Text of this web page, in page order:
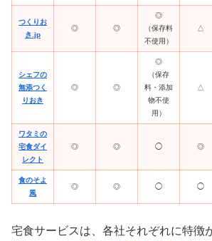
つくりお
き.jp
◎ ◎
◎
（保存料
不使用）
△
シェフの
無添つく
りおき
◎ ◎
◎
（保存
料・添加
物不使
用）
△
ワタミの
宅食ダイ
レクト
◎ ◎ ◯ ◎
食のそよ
風
◎ ◎ ◯ ◯
宅食サービスは、各社それぞれに特徴